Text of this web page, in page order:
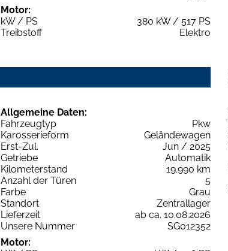
Motor:
kW / PS
380 kW / 517 PS
Treibstoff
Elektro
Allgemeine Daten:
Fahrzeugtyp
Pkw
Karosserieform
Geländewagen
Erst-Zul.
Jun / 2025
Getriebe
Automatik
Kilometerstand
19.990 km
Anzahl der Türen
5
Farbe
Grau
Standort
Zentrallager
Lieferzeit
ab ca. 10.08.2026
Unsere Nummer
SG012352
Motor: